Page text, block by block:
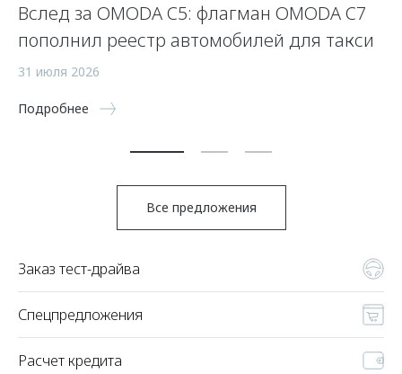
Вслед за OMODA C5: флагман OMODA C7
пополнил реестр автомобилей для такси
31 июля 2026
Подробнее
Все предложения
Заказ тест-драйва
Спецпредложения
Расчет кредита